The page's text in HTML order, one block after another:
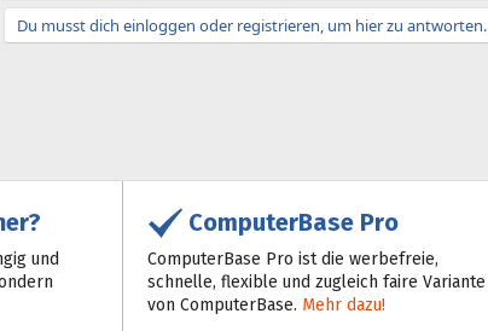
Du musst dich einloggen oder registrieren, um hier zu antworten.
und
ComputerBase Pro
ComputerBase Pro ist die werbefreie,
schnelle, flexible und zugleich faire Variante
von ComputerBase. Mehr dazu!